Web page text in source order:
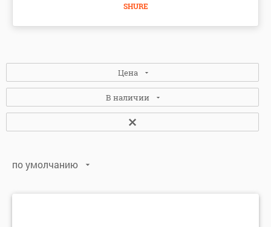
SHURE
Цена
В наличии
Да (6)
по умолчанию